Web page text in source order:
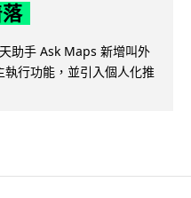
助手 Ask Maps 新增叫外
行功能，並引入個人化推